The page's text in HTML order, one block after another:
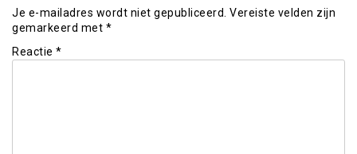
Je e-mailadres wordt niet gepubliceerd. Vereiste velden zijn
gemarkeerd met *
Reactie *